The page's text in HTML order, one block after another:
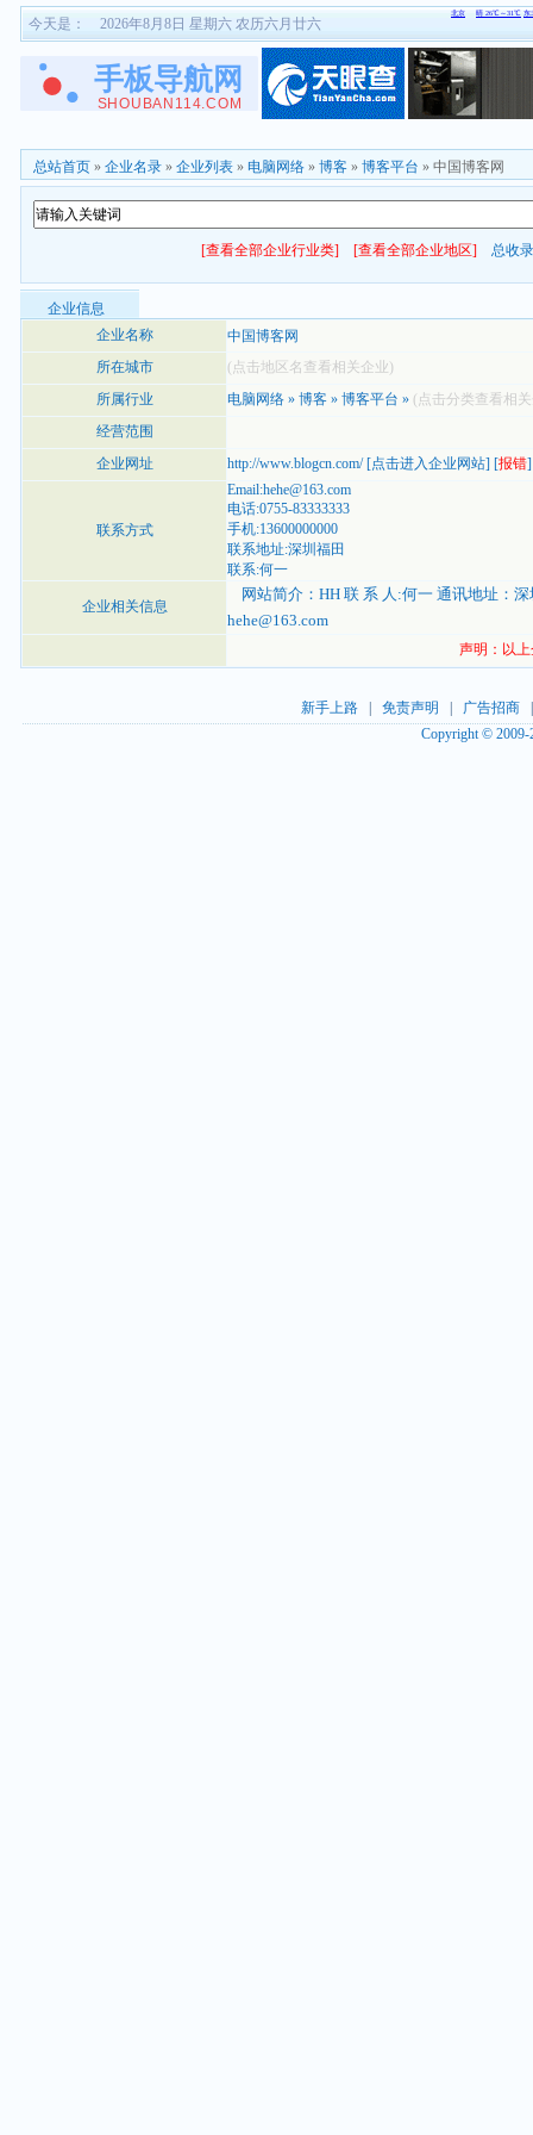
今天是： 2026年8月8日 星期六 农历六月廿六
总站首页 » 企业名录 » 企业列表 » 电脑网络 » 博客 » 博客平台 » 中国博客网
[查看全部企业行业类] [查看全部企业地区] 总收
企业信息
企业名称
中国博客网
所在城市
(点击地区名查看相关企业)
所属行业
电脑网络 » 博客 » 博客平台 » (点击分类查看相
经营范围
企业网址
http://www.blogcn.com/[点击进入企业网站] [报错]
联系方式
Email:hehe@163.com
电话:0755-83333333
手机:13600000000
联系地址:深圳福田
联系:何一
企业相关信息
网站简介：HH 联 系 人:何一 通讯地址：
hehe@163.com
声明：以
新手上路| 免责声明 广告招商
Copyright ©